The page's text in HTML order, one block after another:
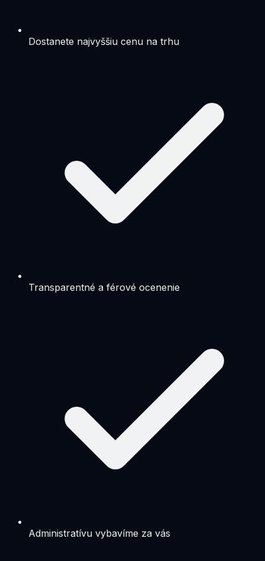
Dostanete najvyššiu cenu na trhu
Transparentné a férové ocenenie
Administratívu vybavíme za vás